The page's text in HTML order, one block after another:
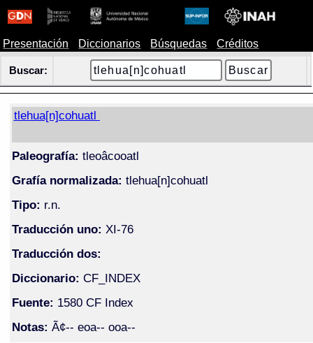
Presentación Diccionarios Búsquedas Créditos
Buscar:
tlehua[n]cohuatl
Paleografía: tleoâcooatl
Grafía normalizada: tlehua[n]cohuatl
Tipo: r.n.
Traducción uno: XI-76
Traducción dos:
Diccionario: CF_INDEX
Fuente: 1580 CF Index
Notas: Ã¢-- eoa-- ooa--